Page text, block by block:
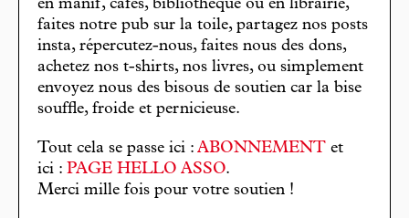
en manif, cafés, bibliothèque ou en librairie,
faites notre pub sur la toile, partagez nos posts
insta, répercutez-nous, faites nous des dons,
achetez nos t-shirts, nos livres, ou simplement
envoyez nous des bisous de soutien car la bise
souffle, froide et pernicieuse.
Tout cela se passe ici : ABONNEMENT et
ici : PAGE HELLO ASSO.
Merci mille fois pour votre soutien !